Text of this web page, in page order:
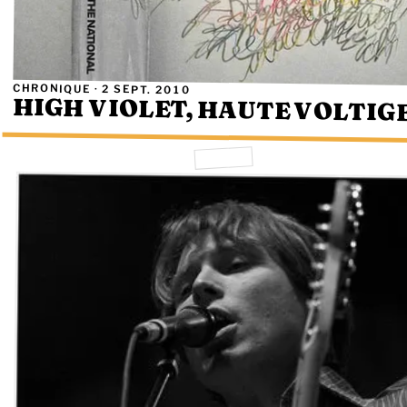
CHRONIQUE ·2 SEPT. 2010
HIGH VIOLET, HAUTE